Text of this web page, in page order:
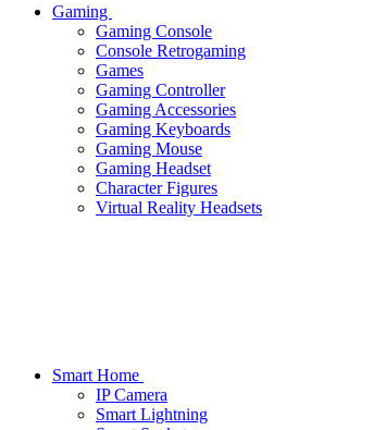
Gaming
Gaming Console
Console Retrogaming
Games
Gaming Controller
Gaming Accessories
Gaming Keyboards
Gaming Mouse
Gaming Headset
Character Figures
Virtual Reality Headsets
Smart Home
IP Camera
Smart Lightning